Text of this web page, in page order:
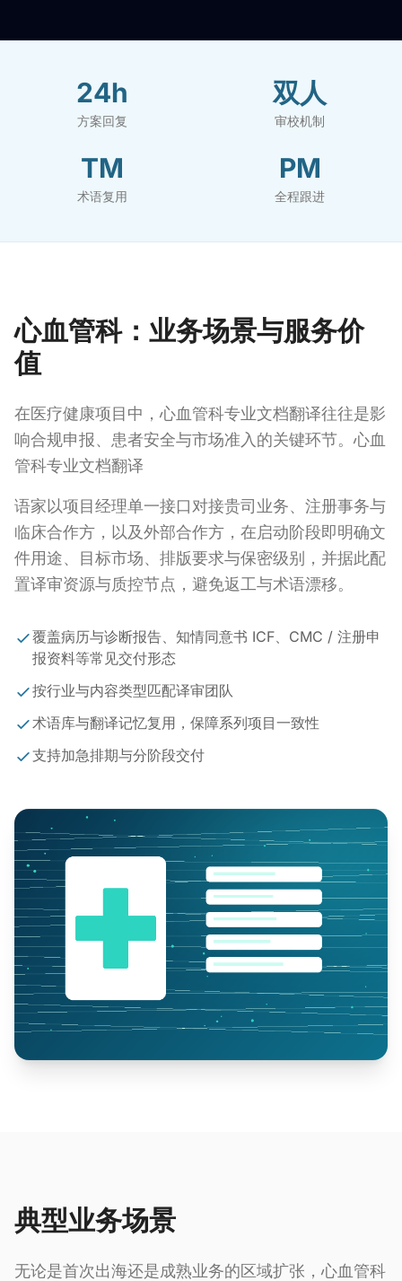
24h
方案回复
双人
审校机制
TM
术语复用
PM
全程跟进
心血管科：业务场景与服务价
值
在医疗健康项目中，心血管科专业文档翻译往往是影
响合规申报、患者安全与市场准入的关键环节。心血
管科专业文档翻译
语家以项目经理单一接口对接贵司业务、注册事务与
临床合作方，以及外部合作方，在启动阶段即明确文
件用途、目标市场、排版要求与保密级别，并据此配
置译审资源与质控节点，避免返工与术语漂移。
覆盖病历与诊断报告、知情同意书 ICF、CMC / 注册申
报资料等常见交付形态
按行业与内容类型匹配译审团队
术语库与翻译记忆复用，保障系列项目一致性
支持加急排期与分阶段交付
典型业务场景
无论是首次出海还是成熟业务的区域扩张，心血管科